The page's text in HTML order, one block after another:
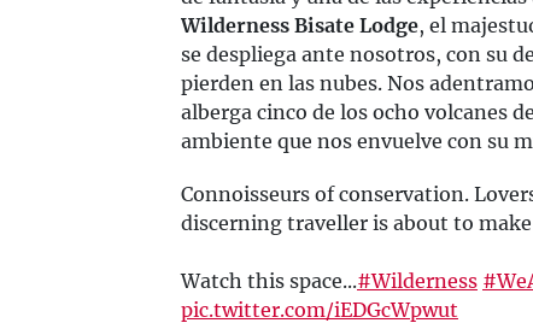
Wilderness Bisate Lodge, el
se despliega ante nosotros, con su
pierden en las nubes. Nos
alberga cinco de los ocho volcanes
ambiente que nos envuelve con su
Connoisseurs of conservation.
discerning traveller is about to make
Watch this space...​#Wilderness
pic.twitter.com/iEDGcWpwut